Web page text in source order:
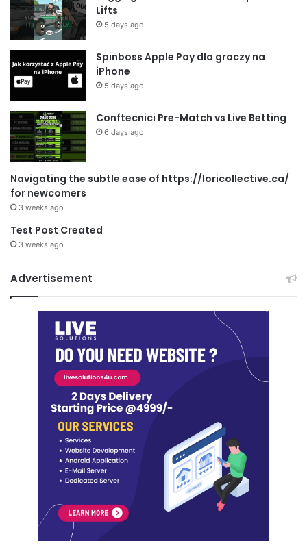
Lifts
5 days ago
Spinboss Apple Pay dla graczy na
iPhone
5 days ago
Conftecnici Pre-Match vs Live Betting
6 days ago
Navigating the subtle ease of https://loricollective.ca/
for newcomers
3 weeks ago
Test Post Created
3 weeks ago
Advertisement